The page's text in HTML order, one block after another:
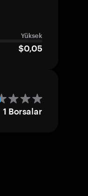
Yüksek
$0,05
1 Borsalar